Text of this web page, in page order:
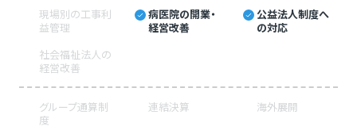
現場別の工事利
益管理
病医院の開業・
経営改善
公益法人制度へ
の対応
社会福祉法人の
経営改善
グループ通算制
度
連結決算 海外展開